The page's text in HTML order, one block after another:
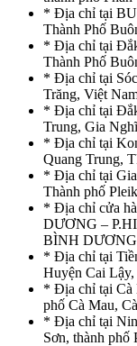
* Địa chỉ tại
Thành Phố
* Địa chỉ tại
Thành Phố
* Địa chỉ tại
Trăng, Việt
* Địa chỉ tại
Trung, Gia
* Địa chỉ tại
Quang Trung,
* Địa chỉ tại
Thành phố
* Địa chỉ cửa
DƯƠNG –
BÌNH DƯƠNG
* Địa chỉ tại
Huyện Cai
* Địa chỉ tại Cà
phố Cà Mau,
* Địa chỉ tại
Sơn, thành phố